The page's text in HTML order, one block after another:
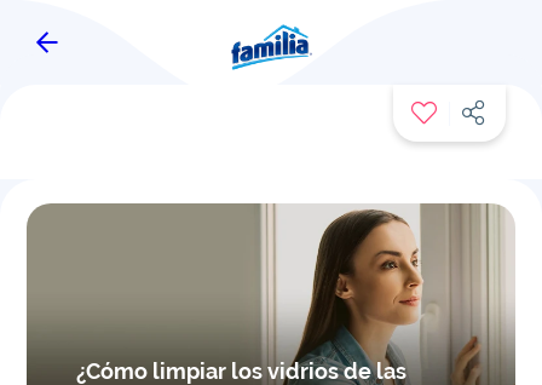
FAMITIPS
¿Cómo limpiar los vidrios de las